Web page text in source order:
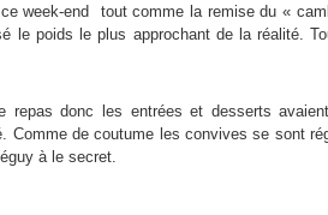
week-end tout comme la remise du «
le poids le plus approchant de la réalité.
repas donc les entrées et desserts
Comme de coutume les convives se sont
à le secret.